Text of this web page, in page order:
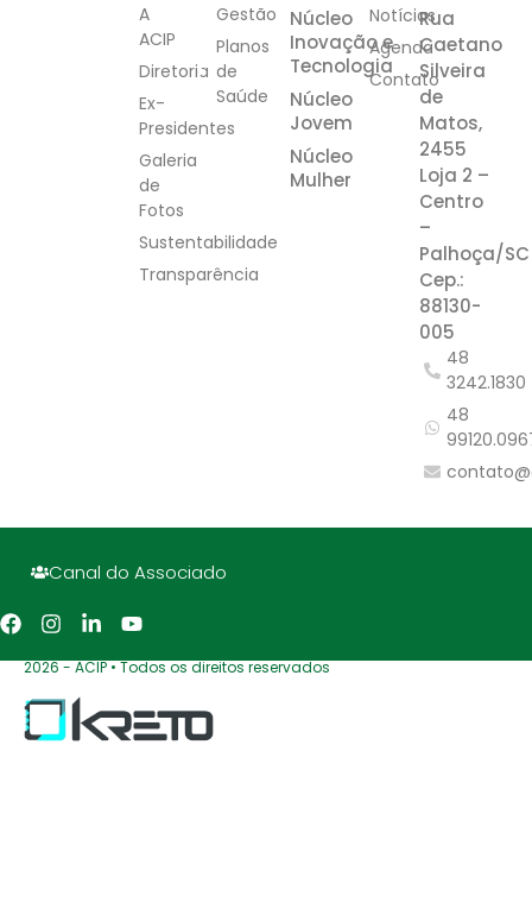
A
ACIP
Diretoria
Ex-
Presidentes
Galeria
de
Fotos
Sustentabilidade
Transparência
Gestão
Planos
de
Saúde
Núcleo
Inovação e
Tecnologia
Núcleo
Jovem
Núcleo
Mulher
Notícias
Agenda
Contato
Rua
Caetano
Silveira
de
Matos,
2455
Loja 2 –
Centro
–
Palhoça/SC
Cep.:
88130-
005
48
3242.1830
48
Canal do Associado
2026 - ACIP • Todos os direitos reservados